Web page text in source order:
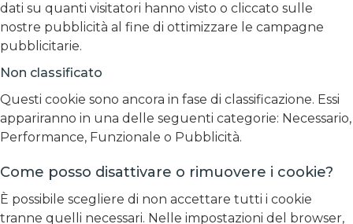
dati su quanti visitatori hanno visto o cliccato sulle
nostre pubblicità al fine di ottimizzare le campagne
pubblicitarie.
Non classificato
Questi cookie sono ancora in fase di classificazione. Essi
appariranno in una delle seguenti categorie: Necessario,
Performance, Funzionale o Pubblicità.
Come posso disattivare o rimuovere i cookie?
È possibile scegliere di non accettare tutti i cookie
tranne quelli necessari. Nelle impostazioni del browser,